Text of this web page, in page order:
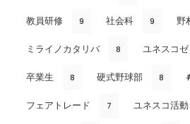
教員研修 9 社会科 9 野
ミライノカタリバ 8 ユネスコゼ
卒業生 8 硬式野球部 8
フェアトレード 7 ユネスコ活動